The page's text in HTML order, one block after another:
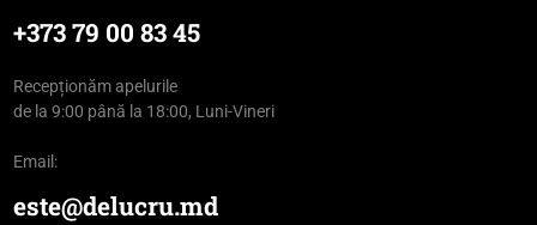
+373 79 00 83 45
Recepționăm apelurile
de la 9:00 până la 18:00, Luni-Vineri
Email:
este@delucru.md